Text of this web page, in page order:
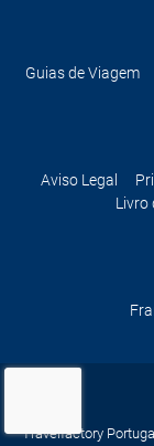
Guias de Viagem
Aviso Legal
Livro
Travelfactory